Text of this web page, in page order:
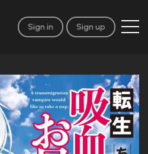
Sign in Sign up